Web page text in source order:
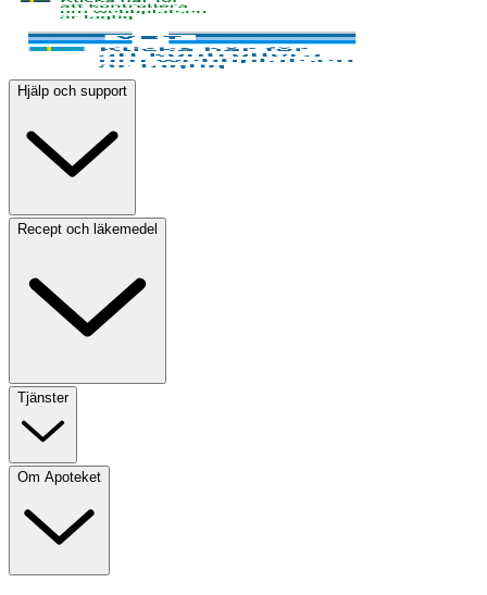
Hjälp och support
Recept och läkemedel
Tjänster
Om Apoteket